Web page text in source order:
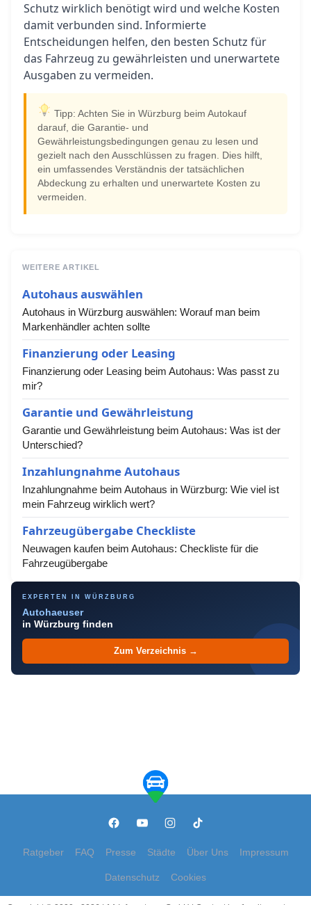
Schutz wirklich benötigt wird und welche Kosten
damit verbunden sind. Informierte
Entscheidungen helfen, den besten Schutz für
das Fahrzeug zu gewährleisten und unerwartete
Ausgaben zu vermeiden.
Tipp: Achten Sie in Würzburg beim Autokauf
darauf, die Garantie- und
Gewährleistungsbedingungen genau zu lesen und
gezielt nach den Ausschlüssen zu fragen. Dies hilft,
ein umfassendes Verständnis der tatsächlichen
Abdeckung zu erhalten und unerwartete Kosten zu
vermeiden.
WEITERE ARTIKEL
Autohaus auswählen
Autohaus in Würzburg auswählen: Worauf man beim
Markenhändler achten sollte
Finanzierung oder Leasing
Finanzierung oder Leasing beim Autohaus: Was passt zu
mir?
Garantie und Gewährleistung
Garantie und Gewährleistung beim Autohaus: Was ist der
Unterschied?
Inzahlungnahme Autohaus
Inzahlungnahme beim Autohaus in Würzburg: Wie viel ist
mein Fahrzeug wirklich wert?
Fahrzeugübergabe Checkliste
Neuwagen kaufen beim Autohaus: Checkliste für die
Fahrzeugübergabe
EXPERTEN IN WÜRZBURG
Autohaeuser
in Würzburg finden
Zum Verzeichnis →
Ratgeber FAQ Presse Städte Über Uns Impressum
Datenschutz Cookies